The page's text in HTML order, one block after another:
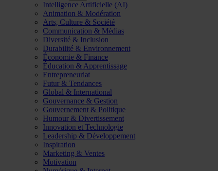
Intelligence Artificielle (AI)
Animation & Modération
Arts, Culture & Société
Communication & Médias
Diversité & Inclusion
Durabilité & Environnement
Économie & Finance
Éducation & Apprentissage
Entrepreneuriat
Futur & Tendances
Global & International
Gouvernance & Gestion
Gouvernement & Politique
Humour & Divertissement
Innovation et Technologie
Leadership & Développement
Inspiration
Marketing & Ventes
Motivation